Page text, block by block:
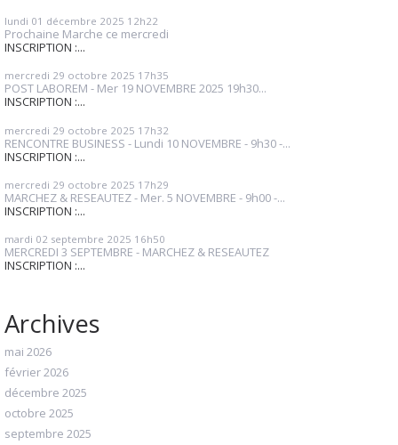
lundi 01 décembre 2025 12h22
Prochaine Marche ce mercredi
INSCRIPTION :...
mercredi 29 octobre 2025 17h35
POST LABOREM - Mer 19 NOVEMBRE 2025 19h30...
INSCRIPTION :...
mercredi 29 octobre 2025 17h32
RENCONTRE BUSINESS - Lundi 10 NOVEMBRE - 9h30 -...
INSCRIPTION :...
mercredi 29 octobre 2025 17h29
MARCHEZ & RESEAUTEZ - Mer. 5 NOVEMBRE - 9h00 -...
INSCRIPTION :...
mardi 02 septembre 2025 16h50
MERCREDI 3 SEPTEMBRE - MARCHEZ & RESEAUTEZ
INSCRIPTION :...
Archives
mai 2026
février 2026
décembre 2025
octobre 2025
septembre 2025